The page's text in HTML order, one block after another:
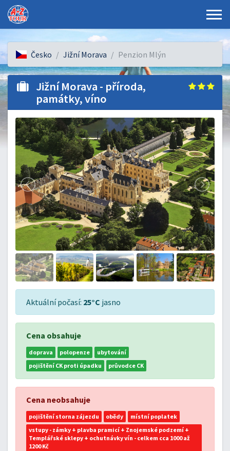
Česko Jižní Morava Penzion Mlýn
Jižní Morava - příroda,
památky, víno
Aktuální počasí: 25°C jasno
Cena obsahuje
doprava polopenze
ubytování
pojištění CK proti úpadku
průvodce CK
Cena neobsahuje
pojištění storna zájezdu obědy
místní poplatek
vstupy - zámky + plavba pramicí + Znojemské podzemí +
Templářské sklepy + ochutnávky vín - celkem cca 1000 až
1200 Kč